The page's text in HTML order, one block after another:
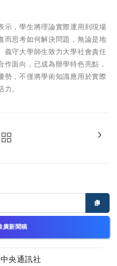
示，學生將理論實際運用到現場
而思考如何解決問題，無論是地
義守大學師生致力大學社會責任
面向，已成為辦學特色亮點，
勢，不僅將學術知識應用於實際
。
廣新聞稿
央通訊社